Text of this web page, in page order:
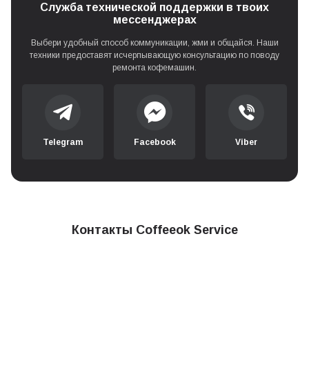
Служба технической поддержки в твоих
мессенджерах
Выбери удобный способ коммуникации, жми и общайся. Наши
техники предоставят исчерпывающую консультацию по поводу
ремонта кофемашин.
Telegram Facebook Viber
Контакты Coffeeok Service